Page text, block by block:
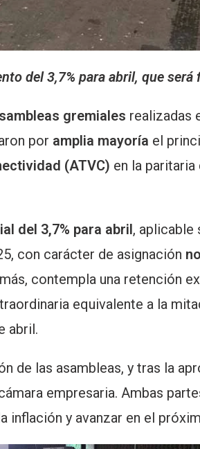
del 3,7% para abril, que
gremiales realizadas
por amplia mayoría el
(ATVC) en la paritaria
del 3,7% para abril,
con carácter de asignación
contempla una retención
equivalente a la
abril.
de las asambleas, y tras la
empresaria. Ambas
inflación y avanzar en el